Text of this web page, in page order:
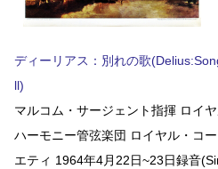
ディーリアス：別れの歌
ll)
マルコム・サージェント指揮 ロイ
ハーモニー管弦楽団 ロイヤル・コ
エティ 1964年4月22日~23日録音